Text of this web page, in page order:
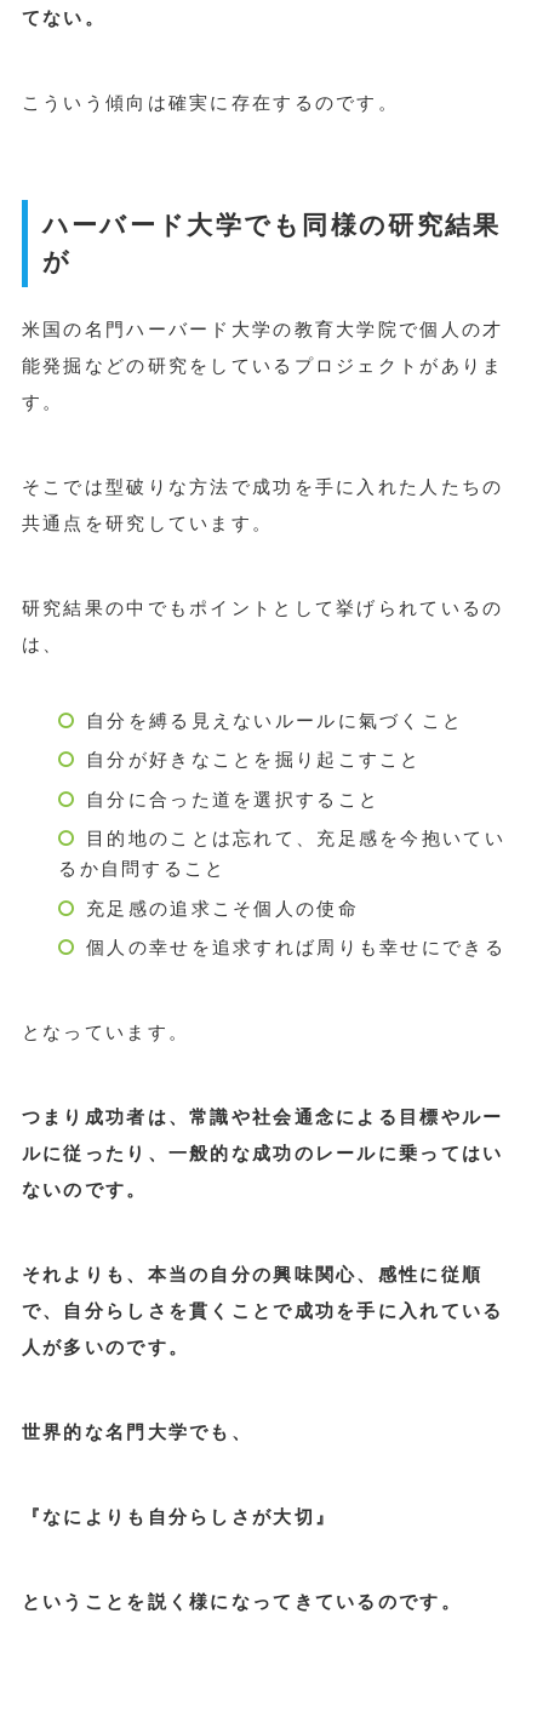
てない。
こういう傾向は確実に存在するのです。
ハーバード大学でも同様の研究結果
が
米国の名門ハーバード大学の教育大学院で個人の才
能発掘などの研究をしているプロジェクトがありま
す。
そこでは型破りな方法で成功を手に入れた人たちの
共通点を研究しています。
研究結果の中でもポイントとして挙げられているの
は、
自分を縛る見えないルールに氣づくこと
自分が好きなことを掘り起こすこと
自分に合った道を選択すること
目的地のことは忘れて、充足感を今抱いてい
るか自問すること
充足感の追求こそ個人の使命
個人の幸せを追求すれば周りも幸せにできる
となっています。
つまり成功者は、常識や社会通念による目標やルー
ルに従ったり、一般的な成功のレールに乗ってはい
ないのです。
それよりも、本当の自分の興味関心、感性に従順
で、自分らしさを貫くことで成功を手に入れている
人が多いのです。
世界的な名門大学でも、
『なによりも自分らしさが大切』
ということを説く様になってきているのです。